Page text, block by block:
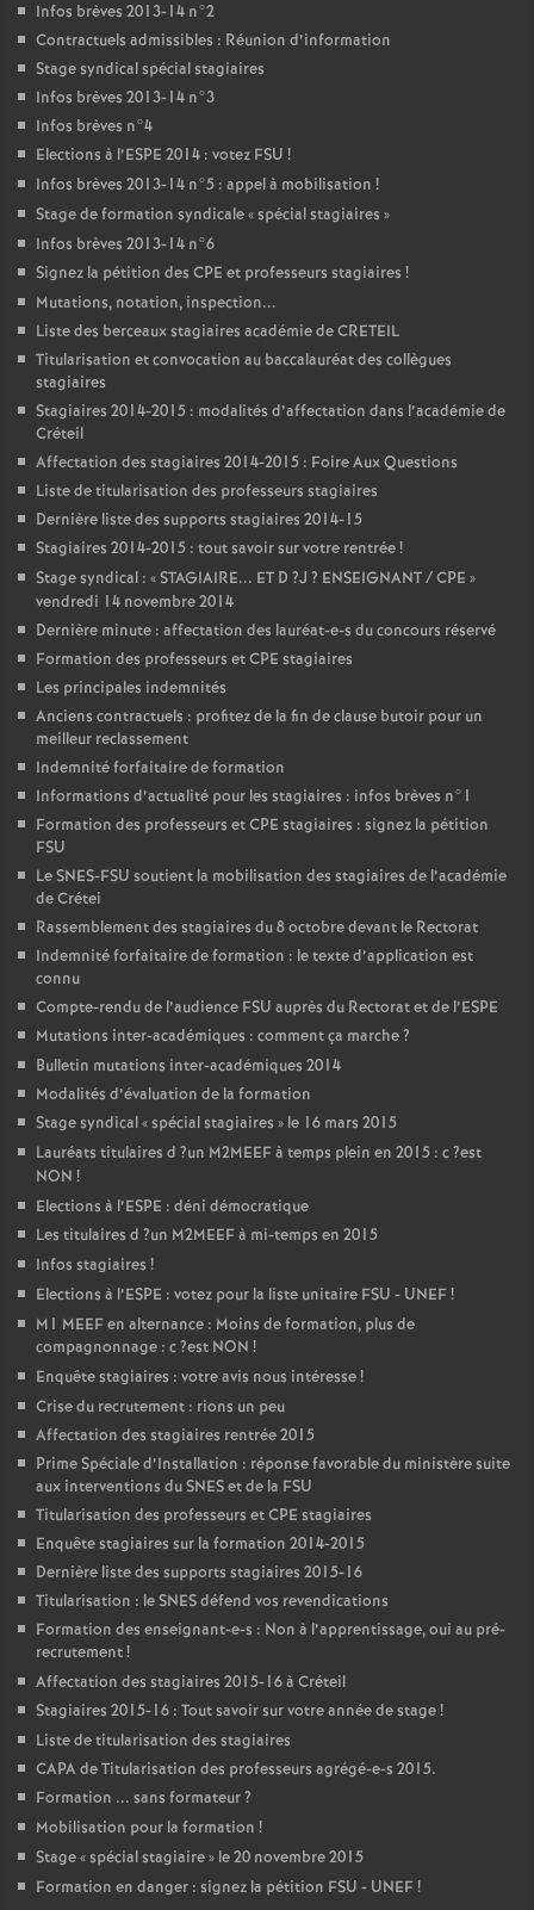
Infos brèves 2013-14 n°2
Contractuels admissibles : Réunion d’information
Stage syndical spécial stagiaires
Infos brèves 2013-14 n°3
Infos brèves n°4
Elections à l’ESPE 2014 : votez FSU !
Infos brèves 2013-14 n°5 : appel à mobilisation !
Stage de formation syndicale «spécial stagiaires »
Infos brèves 2013-14 n°6
Signez la pétition des CPE et professeurs stagiaires !
Mutations, notation, inspection...
Liste des berceaux stagiaires académie deCRETEIL
Titularisation et convocation au baccalauréat des collègues
stagiaires
Stagiaires 2014-2015 : modalités d’affectation dans l’académie de
Créteil
Affectation des stagiaires 2014-2015 : Foire Aux Questions
Liste de titularisation des professeurs stagiaires
Dernière liste des supports stagiaires 2014-15
Stagiaires 2014-2015 : tout savoir sur votre rentrée!
Stage syndical : «STAGIAIRE... ET D ?J ? ENSEIGNANT/CPE »
vendredi 14 novembre 2014
Dernière minute : affectation des lauréat-e-s du concours réservé
Formation des professeurs etCPE stagiaires
Les principales indemnités
Anciens contractuels : profitez de la fin de clause butoir pour un
meilleur reclassement
Indemnité forfaitaire de formation
Informations d’actualité pour les stagiaires : infos brèves n°1
Formation des professeurs etCPE stagiaires : signez la pétition
FSU
LeSNES-FSU soutient la mobilisation des stagiaires de l’académie
de Crétei
Rassemblement des stagiaires du 8 octobre devant le Rectorat
Indemnité forfaitaire de formation : le texte d’application est
connu
Compte-rendu de l’audience FSU auprès du Rectorat et de l’ESPE
Mutations inter-académiques : comment ça marche?
Bulletin mutations inter-académiques 2014
Modalités d’évaluation de la formation
Stage syndical «spécial stagiaires » le 16 mars 2015
Lauréats titulaires d ?un M2MEEFà temps plein en 2015 : c?est
NON !
Elections à l’ESPE : déni démocratique
Les titulaires d ?un M2MEEFà mi-temps en 2015
Infos stagiaires !
Elections à l’ESPE : votez pour la liste unitaire FSU - UNEF!
M1 MEEFen alternance : Moins de formation, plus de
compagnonnage : c?est NON !
Enquête stagiaires : votre avis nous intéresse!
Crise du recrutement : rions un peu
Affectation des stagiaires rentrée 2015
Prime Spéciale d’Installation : réponse favorable du ministère suite
aux interventions duSNESet de la FSU
Titularisation des professeurs etCPE stagiaires
Enquête stagiaires sur la formation 2014-2015
Dernière liste des supports stagiaires 2015-16
Titularisation : leSNESdéfend vos revendications
Formation des enseignant-e-s : Non à l’apprentissage, oui au pré-
recrutement!
Affectation des stagiaires 2015-16 à Créteil
Stagiaires 2015-16 : Tout savoir sur votre année de stage!
Liste de titularisation des stagiaires
CAPAde Titularisation des professeurs agrégé-e-s 2015.
Formation ... sans formateur?
Mobilisation pour la formation !
Stage «spécial stagiaire» le 20 novembre 2015
Formation en danger : signez la pétition FSU - UNEF!